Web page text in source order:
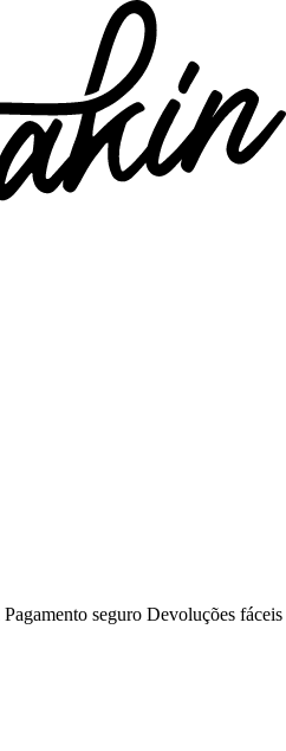
Pagamento seguro Devoluções fáceis